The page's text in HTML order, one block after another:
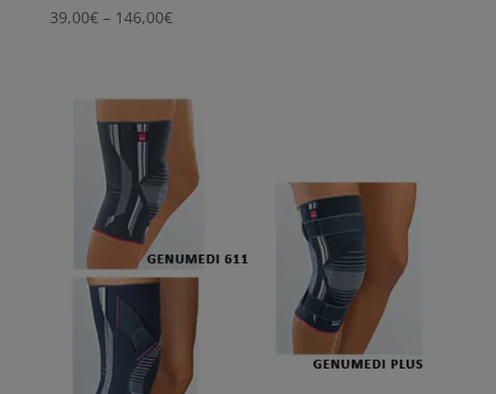
39,00€ – 146,00€Price
146,00€